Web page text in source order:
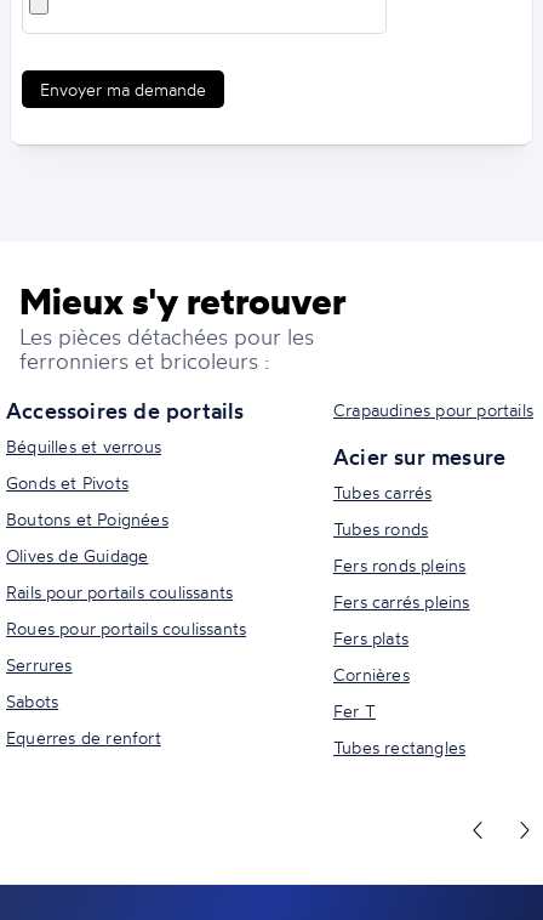
Envoyer ma demande
Mieux s'y retrouver
Les pièces détachées pour les
ferronniers et bricoleurs :
Accessoires de portails
Béquilles et verrous
Gonds et Pivots
Boutons et Poignées
Olives de Guidage
Rails pour portails coulissants
Roues pour portails coulissants
Serrures
Sabots
Equerres de renfort
Crapaudines pour portails
Acier sur mesure
Tubes carrés
Tubes ronds
Fers ronds pleins
Fers carrés pleins
Fers plats
Cornières
Fer T
Tubes rectangles